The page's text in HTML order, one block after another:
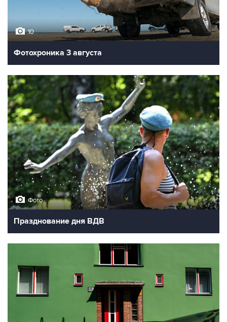
10
Фотохроника 3 августа
Фото
Празднование дня ВДВ